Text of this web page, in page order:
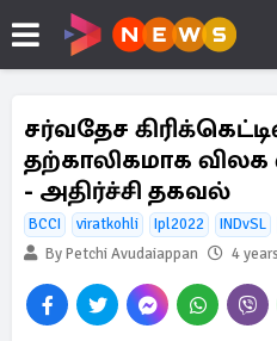
சர்வதேச
தற்காலிகமாக விலக
- அதிர்ச்சி தகவல்
BCCI viratkohli Ipl2022 INDvSL
By Petchi Avudaiappan
4